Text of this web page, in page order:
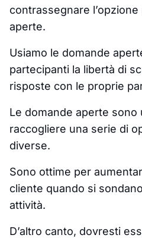
contrassegnare
aperte.
Usiamo le domande
partecipanti la libertà di
risposte con le proprie
Le domande aperte sono
raccogliere una serie di
diverse.
Sono ottime per
cliente quando si
attività.
D’altro canto, dovresti